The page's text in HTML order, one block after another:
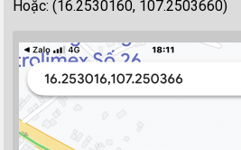
Hoặc: (16.2530160, 107.2503660)